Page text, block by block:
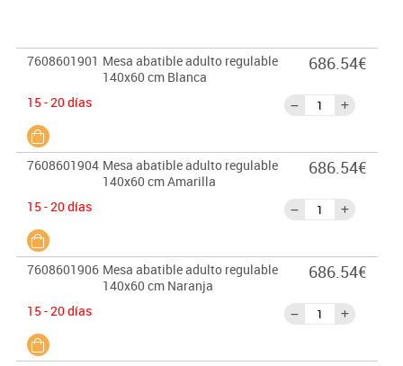
7608601901 Mesa abatible adulto regulable
140x60 cm Blanca
15 - 20 días
686.54€
7608601904 Mesa abatible adulto regulable
140x60 cm Amarilla
15 - 20 días
686.54€
7608601906 Mesa abatible adulto regulable
140x60 cm Naranja
15 - 20 días
686.54€